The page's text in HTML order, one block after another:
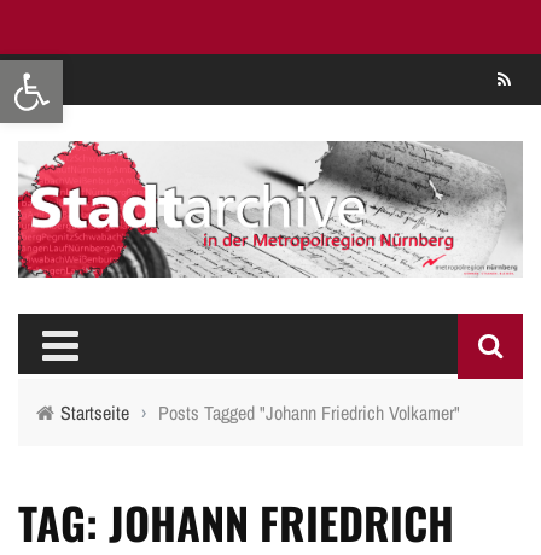
Werkzeugleiste öffnen
Startseite › Posts Tagged "Johann Friedrich Volkamer"
TAG: JOHANN FRIEDRICH